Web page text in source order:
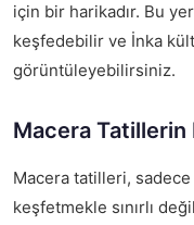
için bir harikadır. Bu
keşfedebilir ve İnka
görüntüleyebilirsiniz.
Macera Tatillerin
Macera tatilleri,
keşfetmekle sınırlı